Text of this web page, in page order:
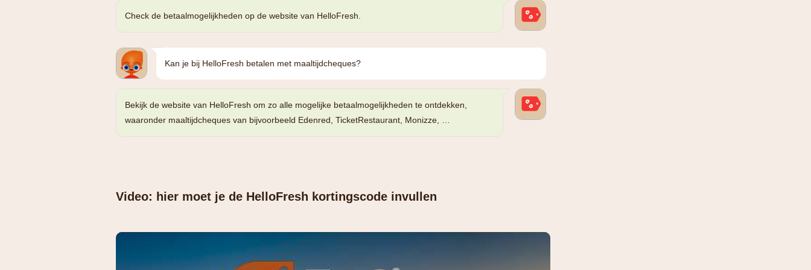
Check de betaalmogelijkheden op de website van HelloFresh.
Kan je bij HelloFresh betalen met maaltijdcheques?
Bekijk de website van HelloFresh om zo alle mogelijke betaalmogelijkheden te ontdekken,
waaronder maaltijdcheques van bijvoorbeeld Edenred, TicketRestaurant, Monizze, …
Video: hier moet je de HelloFresh kortingscode invullen